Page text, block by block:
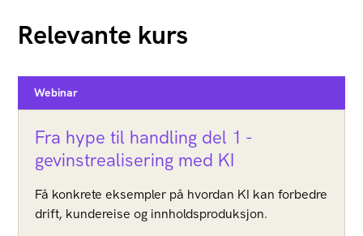
Relevante kurs
Webinar
Fra hype til handling del 1 -
gevinstrealisering med KI
Få konkrete eksempler på hvordan KI kan forbedre
drift, kundereise og innholdsproduksjon.